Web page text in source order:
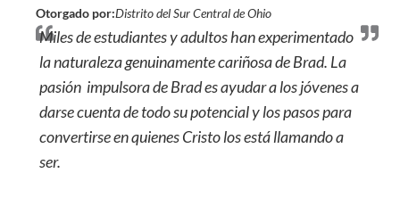
Otorgado por:Distrito del Sur Central de Ohio
Miles de estudiantes y adultos han experimentado
la naturaleza genuinamente cariñosa de Brad. La
pasión impulsora de Brad es ayudar a los jóvenes a
darse cuenta de todo su potencial y los pasos para
convertirse en quienes Cristo los está llamando a
ser.